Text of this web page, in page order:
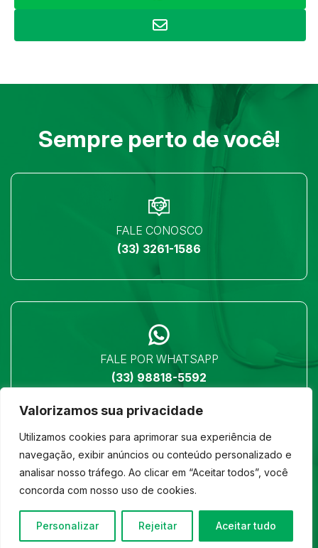
Valorizamos sua privacidade
Utilizamos cookies para aprimorar sua experiência de
navegação, exibir anúncios ou conteúdo personalizado e
analisar nosso tráfego. Ao clicar em “Aceitar todos”, você
concorda com nosso uso de cookies.
Personalizar Rejeitar Aceitar tudo
Sempre perto de você!
FALE CONOSCO
(33) 3261-1586
FALE POR WHATSAPP
(33) 98818-5592
LOCALIZAÇÃO